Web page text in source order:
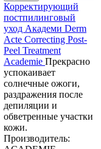
Корректирующий
постпилинговый
уход Академи Derm
Acte Correcting Post-
Peel Treatment
Academie Прекрасно
успокаивает
солнечные ожоги,
раздражения после
депиляции и
обветренные участки
кожи.
Производитель: